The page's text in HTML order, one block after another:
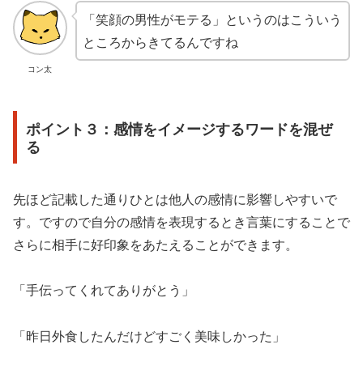
コン太
「笑顔の男性がモテる」というのはこういう
ところからきてるんですね
ポイント３：感情をイメージするワードを混ぜ
る
先ほど記載した通りひとは他人の感情に影響しやすいで
す。ですので自分の感情を表現するとき言葉にすることで
さらに相手に好印象をあたえることができます。
「手伝ってくれてありがとう」
「昨日外食したんだけどすごく美味しかった」